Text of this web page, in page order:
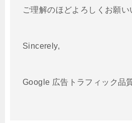
ご理解のほどよろしくお願い
Sincerely,
Google 広告トラフィック品